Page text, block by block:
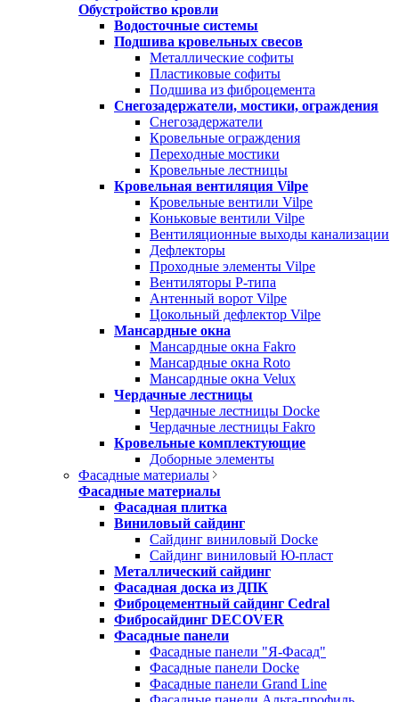
Обустройство кровли
Водосточные системы
Подшива кровельных свесов
Металлические софиты
Пластиковые софиты
Подшива из фиброцемента
Снегозадержатели, мостики, ограждения
Снегозадержатели
Кровельные ограждения
Переходные мостики
Кровельные лестницы
Кровельная вентиляция Vilpe
Кровельные вентили Vilpe
Коньковые вентили Vilpe
Вентиляционные выходы канализации
Дефлекторы
Проходные элементы Vilpe
Вентиляторы P-типа
Антенный ворот Vilpe
Цокольный дефлектор Vilpe
Мансардные окна
Мансардные окна Fakro
Мансардные окна Roto
Мансардные окна Velux
Чердачные лестницы
Чердачные лестницы Docke
Чердачные лестницы Fakro
Кровельные комплектующие
Доборные элементы
Фасадные материалы
Фасадные материалы
Фасадная плитка
Виниловый сайдинг
Сайдинг виниловый Docke
Сайдинг виниловый Ю-пласт
Металлический сайдинг
Фасадная доска из ДПК
Фиброцементный сайдинг Cedral
Фибросайдинг DECOVER
Фасадные панели
Фасадные панели "Я-Фасад"
Фасадные панели Docke
Фасадные панели Grand Line